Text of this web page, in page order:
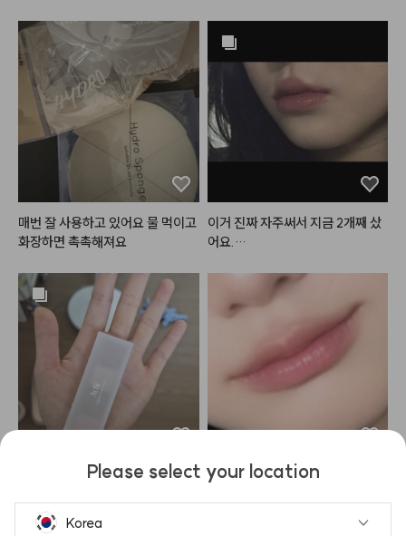
수있음.ㅠ
매번 잘 사용하고 있어요 물 먹이고
화장하면 촉촉해져요
이거 진짜 자주써서 지금 2개째 샀
어요.
진짜 개 쩔고요.
잘못 사서 못쓰고있는 채도 높은 립
도 이거 사용해서 색을 낮춰(?)주
는게 너무 꿀템이에영.
튜브형이고 바르는 부분이 말랑말
랑 거려서 잘 발려요. 근데 조절을
잘해서 눌러야해요 아니면 훅! 나
여름이여서 연한 핑크 바르고 위에
는 girl됨~
슐도 볼륨있어보여요.
뮤트인분들은 이거 하나쯤은 있어
애교살 만들기에 진짜 최적템 입니
전혀 안잡히네요. 펄이 골드펄+보
라펄+핑크펄 섞여서 진짜 영롱하
에이오유 기둥템!! 글로이 틴트밤
보단 마지막 마무리로 바르다보니
Please select your location
Korea